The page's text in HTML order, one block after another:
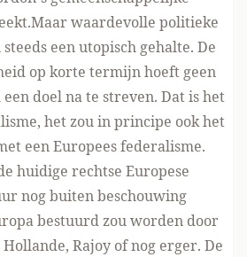
waardevolle politieke
een utopisch gehalte. De
op korte termijn hoeft geen
doel na te streven. Dat is het
het zou in principe ook het
een Europees federalisme.
huidige rechtse Europese
nog buiten beschouwing
bestuurd zou worden door
Rajoy of nog erger. De